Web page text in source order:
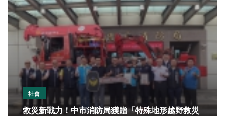
社會
救災新戰力！中市消防局獲贈「特殊地形越野救災